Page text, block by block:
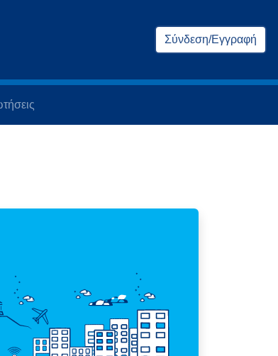
Σύνδεση/Εγγραφή